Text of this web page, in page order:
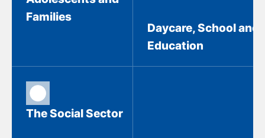
Families
Daycare, School and
Education
The Social Sector